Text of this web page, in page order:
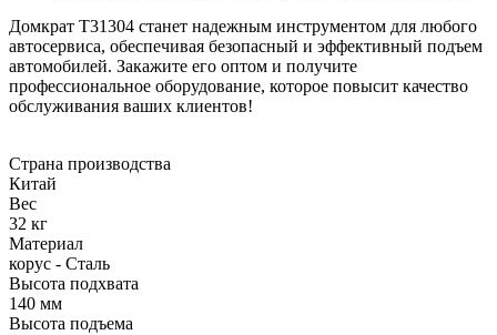
Домкрат T31304 станет надежным инструментом для любого
автосервиса, обеспечивая безопасный и эффективный подъем
автомобилей. Закажите его оптом и получите
профессиональное оборудование, которое повысит качество
обслуживания ваших клиентов!
Страна производства
Китай
Вес
32 кг
Материал
корус - Сталь
Высота подхвата
140 мм
Высота подъема